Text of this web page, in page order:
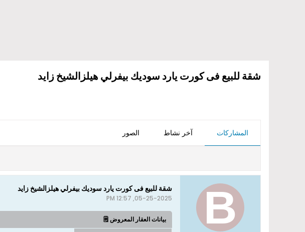
شقة للبيع فى كورت يارد سوديك بيفرلي هيلزالشيخ زايد
المشاركات آخر نشاط الصور
شقة للبيع فى كورت يارد سوديك بيفرلي هيلزالشيخ زايد
05-25-2025, 12:57 PM
بيانات العقار المعروض 🗒️